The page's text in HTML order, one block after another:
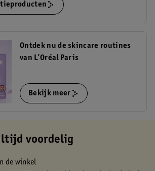
Ontdek nu de skincare routines
van L’Oréal Paris
Bekijk meer
voordelig
de winkel